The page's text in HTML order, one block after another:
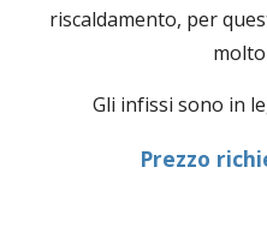
riscaldamento, per
Gli infissi sono in
Prezzo